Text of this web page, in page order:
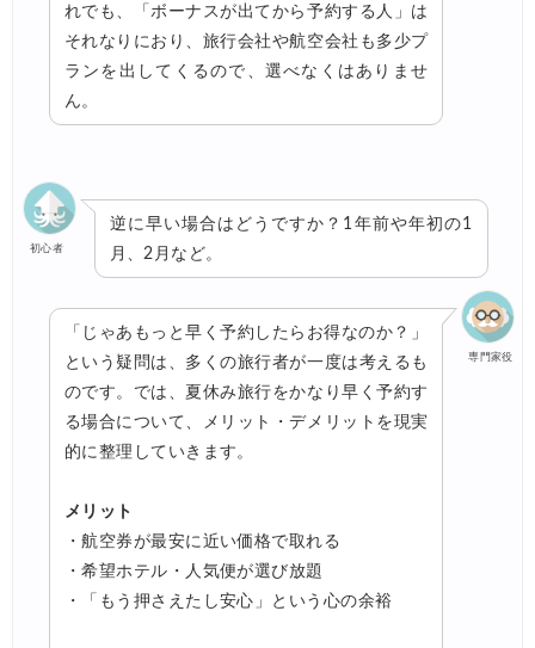
れでも、「ボーナスが出てから予約する人」は
それなりにおり、旅行会社や航空会社も多少プ
ランを出してくるので、選べなくはありませ
ん。
初心者
逆に早い場合はどうですか？1年前や年初の1
月、2月など。
専門家役
「じゃあもっと早く予約したらお得なのか？」
という疑問は、多くの旅行者が一度は考えるも
のです。では、夏休み旅行をかなり早く予約す
る場合について、メリット・デメリットを現実
的に整理していきます。
メリット
・航空券が最安に近い価格で取れる
・希望ホテル・人気便が選び放題
・「もう押さえたし安心」という心の余裕